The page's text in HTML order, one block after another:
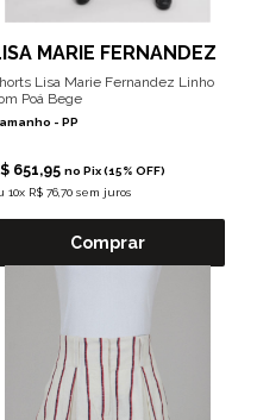
MARIE FERNANDEZ
Lisa Marie Fernandez Linho
Poá Bege
- PP
651,95 no Pix (15% OFF)
10x R$ 76,70 sem juros
Comprar